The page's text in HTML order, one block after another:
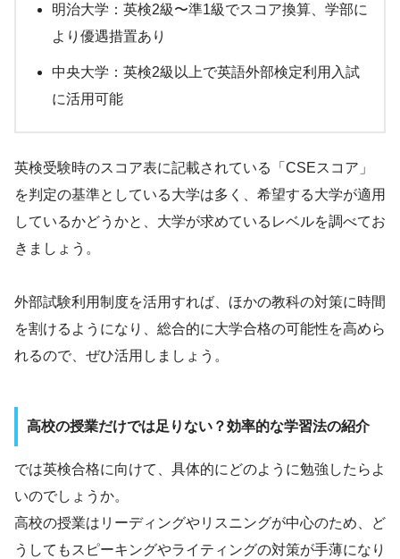
明治大学：英検2級〜準1級でスコア換算、学部に
より優遇措置あり
中央大学：英検2級以上で英語外部検定利用入試
に活用可能
英検受験時のスコア表に記載されている「CSEスコア」
を判定の基準としている大学は多く、希望する大学が適用
しているかどうかと、大学が求めているレベルを調べてお
きましょう。
外部試験利用制度を活用すれば、ほかの教科の対策に時間
を割けるようになり、総合的に大学合格の可能性を高めら
れるので、ぜひ活用しましょう。
高校の授業だけでは足りない？効率的な学習法の紹介
では英検合格に向けて、具体的にどのように勉強したらよ
いのでしょうか。
高校の授業はリーディングやリスニングが中心のため、ど
うしてもスピーキングやライティングの対策が手薄になり